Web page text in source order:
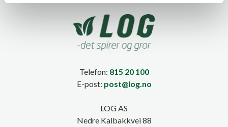
Telefon: 815 20 100
E-post: post@log.no
LOG AS
Nedre Kalbakkvei 88